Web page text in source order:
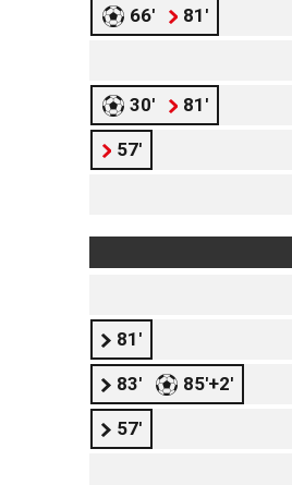
66' 81'
30' 81'
57'
81'
83' 85'+2'
57'